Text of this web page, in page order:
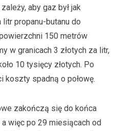
aby gaz był jak
propanu-butanu do
150 metrów
w granicach 3 złotych za litr,
10 tysięcy złotych. Po
koszty spadną o połowę.
zakończą się do końca
więc po 29 miesiącach od